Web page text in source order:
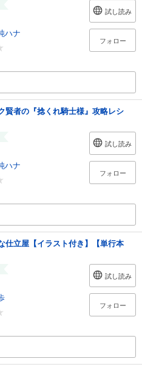
ハナ
試し読み
フォロー
賢者の『捻くれ騎士様』攻略レシ
ハナ
試し読み
フォロー
仕立屋【イラスト付き】【単行本
試し読み
フォロー